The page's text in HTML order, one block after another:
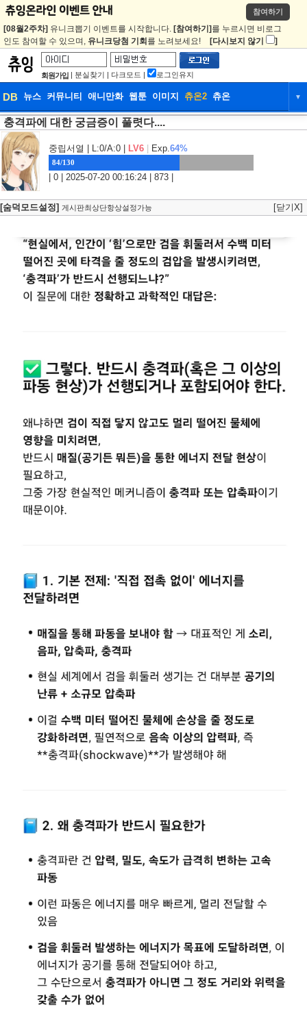
참여하기
[08월2주차] 유니크뽑기 이벤트를 시작합니다. [참여하기] 를 누르시면 비로그
인도 참여할 수 있으며, 유니크당첨 기회 를 노려보세요! [다시보지 않기 ]
회원가입 | 분실찾기 | 다크모드 | 로그인유지
DB 뉴스 커뮤니티 애니만화 웹툰 이미지 츄온2 츄온 ▼
DB 뉴스
웹툰 이미지 츄온2
충격파에 대한 궁금증이 풀렷다....
중립서열 | L:0/A:0 | LV6 Exp.64%
84/130
| 0 | 2025-07-20 00:16:24 | 873 |
[숨덕모드설정] 게시판최상단항상설정가능 [닫기X]